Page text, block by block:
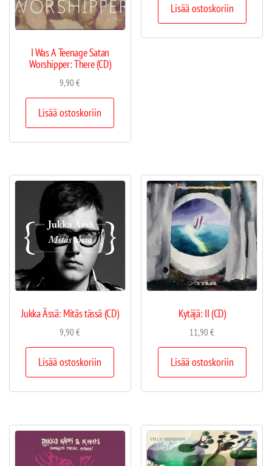
I Was A Teenage Satan
Worshipper: There (CD)
9,90€
Lisää ostoskoriin
Lisää ostoskoriin
Jukka Ässä: Mitäs tässä (CD)
9,90€
Lisää ostoskoriin
Kytäjä: II (CD)
11,90€
Lisää ostoskoriin